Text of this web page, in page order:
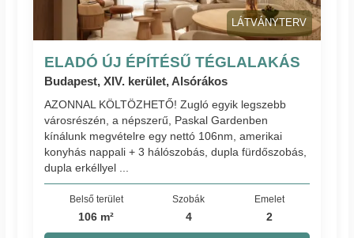
LÁTVÁNYTERV
ELADÓ ÚJ ÉPÍTÉSŰ TÉGLALAKÁS
Budapest, XIV. kerület, Alsórákos
AZONNAL KÖLTÖZHETŐ! Zugló egyik legszebb
városrészén, a népszerű, Paskal Gardenben
kínálunk megvételre egy nettó 106nm, amerikai
konyhás nappali + 3 hálószobás, dupla fürdőszobás,
dupla erkéllyel ...
Belső terület
106 m²
Szobák
4
Emelet
2